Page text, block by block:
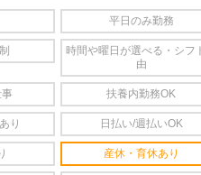
平日のみ勤務
時間や曜日が選べる・シフ
由
扶養内勤務OK
り 日払い/週払いOK
産休・育休あり